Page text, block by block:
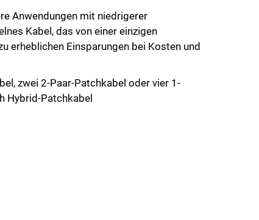
Anwendungen mit niedrigerer
Kabel, das von einer einzigen
erheblichen Einsparungen bei Kosten und
zwei 2-Paar-Patchkabel oder vier 1-
Hybrid-Patchkabel